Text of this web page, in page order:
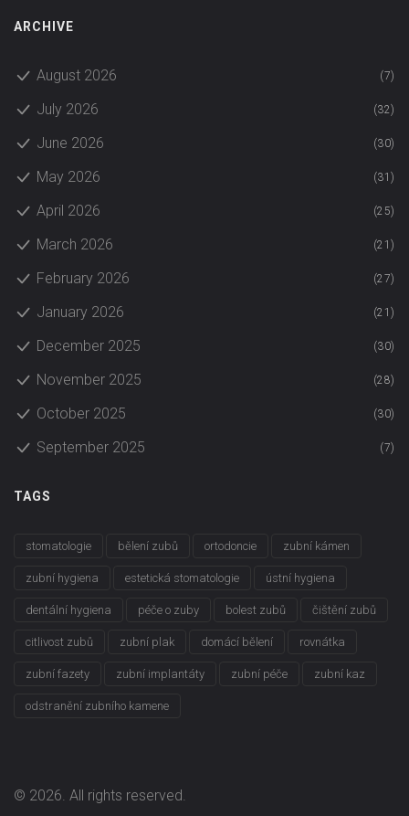
ARCHIVE
August 2026 (7)
July 2026 (32)
June 2026 (30)
May 2026 (31)
April 2026 (25)
March 2026 (21)
February 2026 (27)
January 2026 (21)
December 2025 (30)
November 2025 (28)
October 2025 (30)
September 2025 (7)
TAGS
stomatologie bělení zubů ortodoncie zubní kámen
zubní hygiena estetická stomatologie ústní hygiena
dentální hygiena péče o zuby bolest zubů čištění zubů
citlivost zubů zubní plak domácí bělení rovnátka
zubní fazety zubní implantáty zubní péče zubní kaz
odstranění zubního kamene
© 2026. All rights reserved.